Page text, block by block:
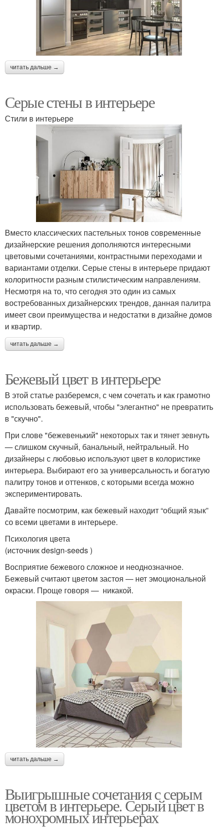
читать дальше →
Серые стены в интерьере
Стили в интерьере
Вместо классических пастельных тонов современные
дизайнерские решения дополняются интересными
цветовыми сочетаниями, контрастными переходами и
вариантами отделки. Серые стены в интерьере придают
колоритности разным стилистическим направлениям.
Несмотря на то, что сегодня это один из самых
востребованных дизайнерских трендов, данная палитра
имеет свои преимущества и недостатки в дизайне домов
и квартир.
читать дальше →
Бежевый цвет в интерьере
В этой статье разберемся, с чем сочетать и как грамотно
использовать бежевый, чтобы "элегантно" не превратить
в "скучно".
При слове "бежевенький" некоторых так и тянет зевнуть
— слишком скучный, банальный, нейтральный. Но
дизайнеры с любовью используют цвет в колористике
интерьера. Выбирают его за универсальность и богатую
палитру тонов и оттенков, с которыми всегда можно
экспериментировать.
Давайте посмотрим, как бежевый находит “общий язык”
со всеми цветами в интерьере.
Психология цвета
(источник design-seeds )
Восприятие бежевого сложное и неоднозначное.
Бежевый считают цветом застоя — нет эмоциональной
окраски. Проще говоря — никакой.
читать дальше →
Выигрышные сочетания с серым
цветом в интерьере. Серый цвет в
монохромных интерьерах